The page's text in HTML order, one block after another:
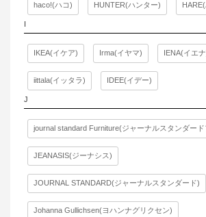
haco!(ハコ) HUNTER(ハンター)
I
IKEA(イケア) Irma(イヤマ) IENA(イエ
iittala(イッタラ) IDEE(イデー)
J
journal standard Furniture(ジャーナルスタンダー
JEANASIS(ジーナシス)
JOURNAL STANDARD(ジャーナルスタンダード)
Johanna Gullichsen(ヨハンナグリクセン)